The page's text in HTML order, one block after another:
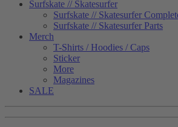
Surfskate // Skatesurfer
Surfskate // Skatesurfer
Surfskate // Skatesurfer Parts
Merch
T-Shirts / Hoodies / Caps
Sticker
More
Magazines
SALE